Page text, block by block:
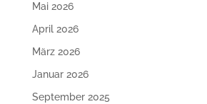
Mai 2026
April 2026
März 2026
Januar 2026
September 2025